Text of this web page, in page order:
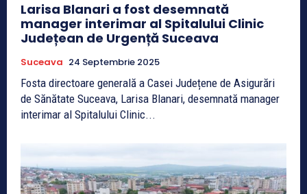
Larisa Blanari a fost desemnată
manager interimar al Spitalului Clinic
Județean de Urgență Suceava
Suceava 24 Septembrie 2025
Fosta directoare generală a Casei Județene de Asigurări
de Sănătate Suceava, Larisa Blanari, desemnată manager
interimar al Spitalului Clinic...